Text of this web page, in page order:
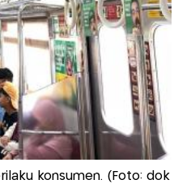
konsumen. (Foto: dok